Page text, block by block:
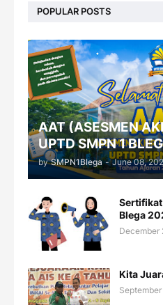
POPULAR POSTS
AAT (ASESMEN
UPTD SMPN 1
by SMPN1Blega - June 08,
Sertifikat
Blega
December
Kita